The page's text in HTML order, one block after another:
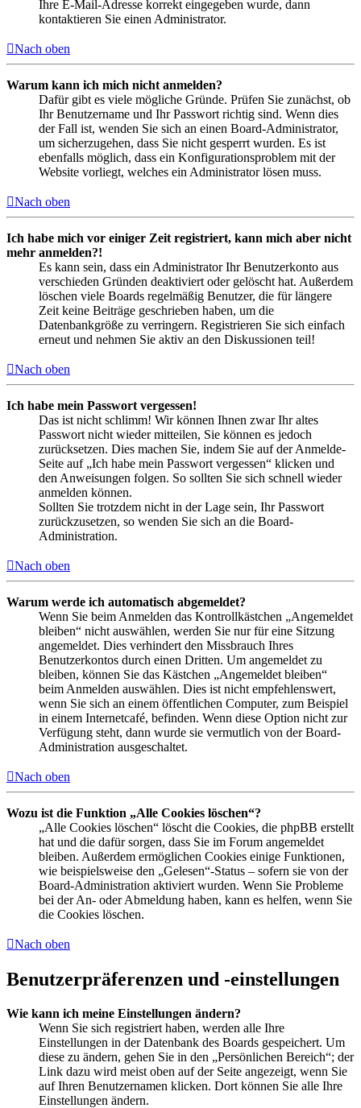
Ihre E-Mail-Adresse korrekt eingegeben wurde, dann
kontaktieren Sie einen Administrator.
Nach oben
Warum kann ich mich nicht anmelden?
Dafür gibt es viele mögliche Gründe. Prüfen Sie zunächst, ob
Ihr Benutzername und Ihr Passwort richtig sind. Wenn dies
der Fall ist, wenden Sie sich an einen Board-Administrator,
um sicherzugehen, dass Sie nicht gesperrt wurden. Es ist
ebenfalls möglich, dass ein Konfigurationsproblem mit der
Website vorliegt, welches ein Administrator lösen muss.
Nach oben
Ich habe mich vor einiger Zeit registriert, kann mich aber nicht
mehr anmelden?!
Es kann sein, dass ein Administrator Ihr Benutzerkonto aus
verschieden Gründen deaktiviert oder gelöscht hat. Außerdem
löschen viele Boards regelmäßig Benutzer, die für längere
Zeit keine Beiträge geschrieben haben, um die
Datenbankgröße zu verringern. Registrieren Sie sich einfach
erneut und nehmen Sie aktiv an den Diskussionen teil!
Nach oben
Ich habe mein Passwort vergessen!
Das ist nicht schlimm! Wir können Ihnen zwar Ihr altes
Passwort nicht wieder mitteilen, Sie können es jedoch
zurücksetzen. Dies machen Sie, indem Sie auf der Anmelde-
Seite auf „Ich habe mein Passwort vergessen“ klicken und
den Anweisungen folgen. So sollten Sie sich schnell wieder
anmelden können.
Sollten Sie trotzdem nicht in der Lage sein, Ihr Passwort
zurückzusetzen, so wenden Sie sich an die Board-
Administration.
Nach oben
Warum werde ich automatisch abgemeldet?
Wenn Sie beim Anmelden das Kontrollkästchen „Angemeldet
bleiben“ nicht auswählen, werden Sie nur für eine Sitzung
angemeldet. Dies verhindert den Missbrauch Ihres
Benutzerkontos durch einen Dritten. Um angemeldet zu
bleiben, können Sie das Kästchen „Angemeldet bleiben“
beim Anmelden auswählen. Dies ist nicht empfehlenswert,
wenn Sie sich an einem öffentlichen Computer, zum Beispiel
in einem Internetcafé, befinden. Wenn diese Option nicht zur
Verfügung steht, dann wurde sie vermutlich von der Board-
Administration ausgeschaltet.
Nach oben
Wozu ist die Funktion „Alle Cookies löschen“?
„Alle Cookies löschen“ löscht die Cookies, die phpBB erstellt
hat und die dafür sorgen, dass Sie im Forum angemeldet
bleiben. Außerdem ermöglichen Cookies einige Funktionen,
wie beispielsweise den „Gelesen“-Status – sofern sie von der
Board-Administration aktiviert wurden. Wenn Sie Probleme
bei der An- oder Abmeldung haben, kann es helfen, wenn Sie
die Cookies löschen.
Nach oben
Benutzerpräferenzen und -einstellungen
Wie kann ich meine Einstellungen ändern?
Wenn Sie sich registriert haben, werden alle Ihre
Einstellungen in der Datenbank des Boards gespeichert. Um
diese zu ändern, gehen Sie in den „Persönlichen Bereich“; der
Link dazu wird meist oben auf der Seite angezeigt, wenn Sie
auf Ihren Benutzernamen klicken. Dort können Sie alle Ihre
Einstellungen ändern.